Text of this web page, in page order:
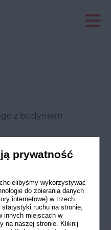
z budyniem
truskawkami
prywatność
wykorzystywać
do zbierania danych
internetowe) w trzech
statystyki ruchu na stronie,
innych miejscach w
na naszej stronie. Kliknij